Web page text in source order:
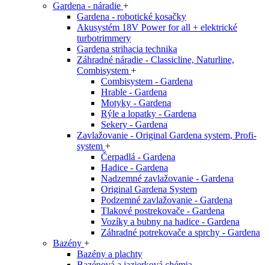
Gardena - náradie +
Gardena - robotické kosačky
Akusystém 18V Power for all + elektrické
turbotrimmery
Gardena strihacia technika
Záhradné náradie - Classicline, Naturline,
Combisystem +
Combisystem - Gardena
Hrable - Gardena
Motyky - Gardena
Rýle a lopatky - Gardena
Sekery - Gardena
Zavlažovanie - Original Gardena system, Profi-
system +
Čerpadlá - Gardena
Hadice - Gardena
Nadzemné zavlažovanie - Gardena
Original Gardena System
Podzemné zavlažovanie - Gardena
Tlakové postrekovače - Gardena
Vozíky a bubny na hadice - Gardena
Záhradné potrekovače a sprchy - Gardena
Bazény +
Bazény a plachty